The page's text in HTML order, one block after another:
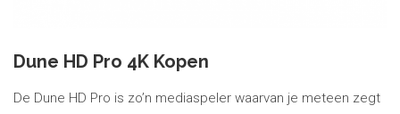
Dune HD Pro 4K Kopen
De Dune HD Pro is zo’n mediaspeler waarvan je meteen zegt